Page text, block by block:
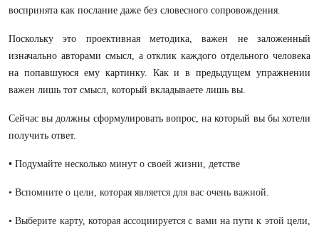
воспринята как послание даже без словесного сопровождения.
Поскольку это проективная методика, важен не заложенный
изначально авторами смысл, а отклик каждого отдельного человека
на попавшуюся ему картинку. Как и в предыдущем упражнении
важен лишь тот смысл, который вкладываете лишь вы.
Сейчас вы должны сформулировать вопрос, на который вы бы хотели
получить ответ.
• Подумайте несколько минут о своей жизни, детстве
• Вспомните о цели, которая является для вас очень важной.
• Выберите карту, которая ассоциируется с вами на пути к этой цели,